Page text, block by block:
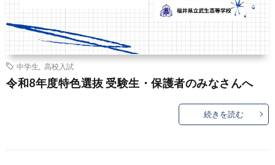
中学生 高校入試
令和8年度特色選抜 受験生・保護者のみなさんへ
続きを読む